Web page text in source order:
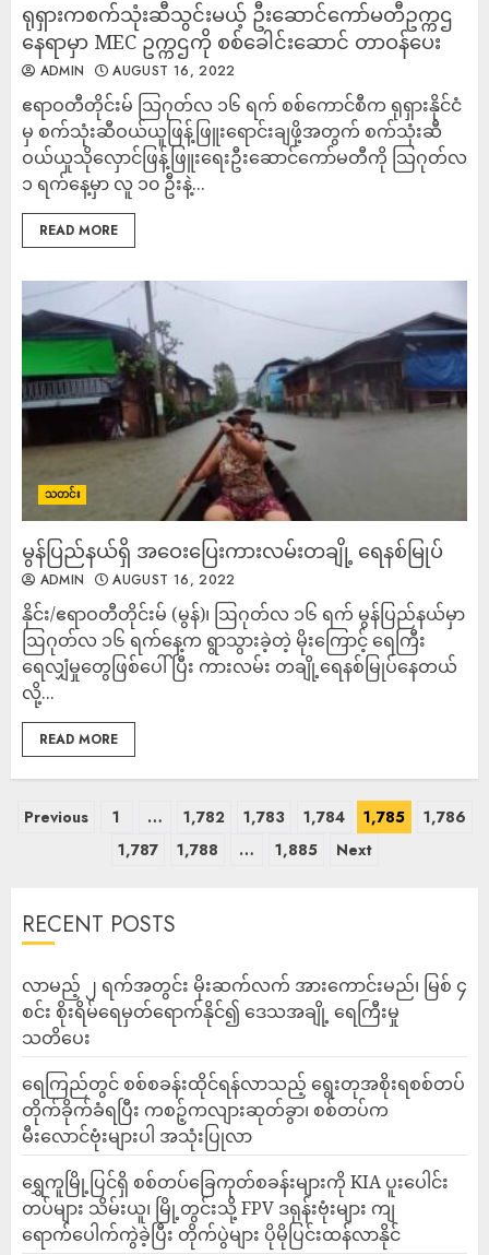
ရုရှားကစက်သုံးဆီသွင်းမယ့် ဦးဆောင်ကော်မတီဥက္ကဌ
နေရာမှာ MEC ဥက္ကဌကို စစ်ခေါင်းဆောင် တာဝန်ပေး
ADMIN AUGUST 16, 2022
ဧရာဝတီတိုင်းမ် သြဂုတ်လ ၁၆ ရက် စစ်ကောင်စီက ရုရှားနိုင်ငံ
မှ စက်သုံးဆီဝယ်ယူဖြန့်ဖြူးရောင်းချဖို့အတွက် စက်သုံးဆီ
ဝယ်ယူသိုလှောင်ဖြန့်ဖြူးရေးဦးဆောင်ကော်မတီကို သြဂုတ်လ
၁ ရက်နေ့မှာ လူ ၁၀ ဦးနဲ့...
READ MORE
သတင်း
မွန်ပြည်နယ်ရှိ အဝေးပြေးကားလမ်းတချို့ ရေနစ်မြုပ်
ADMIN AUGUST 16, 2022
နိုင်း/ဧရာဝတီတိုင်းမ် (မွန်)၊ ဩဂုတ်လ ၁၆ ရက် မွန်ပြည်နယ်မှာ
ဩဂုတ်လ ၁၆ ရက်နေ့က ရွာသွားခဲ့တဲ့ မိုးကြောင့် ရေကြီး
ရေလျှံမှုတွေဖြစ်ပေါ်ပြီး ကားလမ်း တချို့ရေနစ်မြုပ်နေတယ်
လို့...
READ MORE
Previous 1 … 1,782 1,783 1,784 1,785
1,786
1,787
1,788 … 1,885 Next
RECENT POSTS
လာမည့် ၂ ရက်အတွင်း မိုးဆက်လက် အားကောင်းမည်၊ မြစ် ၄
စင်း စိုးရိမ်ရေမှတ်ရောက်နိုင်၍ ဒေသအချို့ ရေကြီးမှု
သတိပေး
ရေကြည်တွင် စစ်စခန်းထိုင်ရန်လာသည့် ရွေးတုအစိုးရစစ်တပ်
တိုက်ခိုက်ခံရပြီး ကစဉ့်ကလျားဆုတ်ခွာ၊ စစ်တပ်က
မီးလောင်ဗုံးများပါ အသုံးပြုလာ
‎ရွှေကူမြို့ပြင်ရှိ စစ်တပ်ခြေကုတ်စခန်းများကို KIA ပူးပေါင်း
တပ်များ သိမ်းယူ၊ မြို့တွင်းသို့ FPV ဒရုန်းဗုံးများ ကျ
ရောက်ပေါက်ကွဲခဲ့ပြီး တိုက်ပွဲများ ပိုမိုပြင်းထန်လာနိုင်